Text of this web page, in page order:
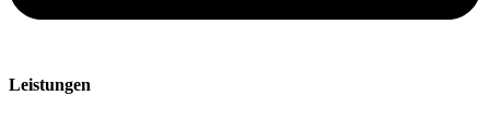
Leistungen